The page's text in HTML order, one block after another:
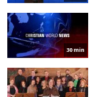
30 min